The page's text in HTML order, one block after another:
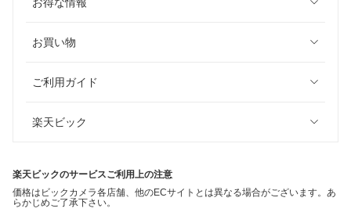
お買い物
ご利用ガイド
楽天ビック
楽天ビックのサービスご利用上の注意
価格はビックカメラ各店舗、他のECサイトとは異なる場合がございます。あ
らかじめご了承下さい。